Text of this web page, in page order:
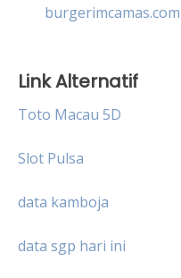
burgerimcamas.com
Link Alternatif
Toto Macau 5D
Slot Pulsa
data kamboja
data sgp hari ini